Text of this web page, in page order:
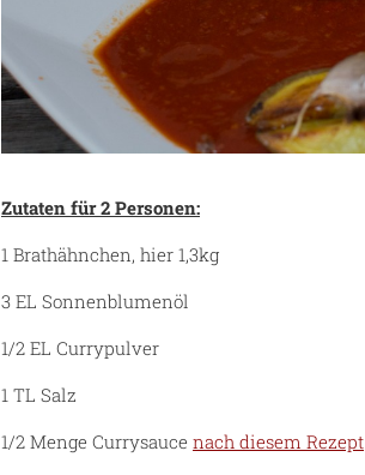
Zutaten für 2 Personen:
1 Brathähnchen, hier 1,3kg
3 EL Sonnenblumenöl
1/2 EL Currypulver
1 TL Salz
1/2 Menge Currysauce nach diesem Rezept